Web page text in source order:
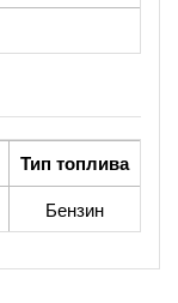
Тип топлива
Бензин